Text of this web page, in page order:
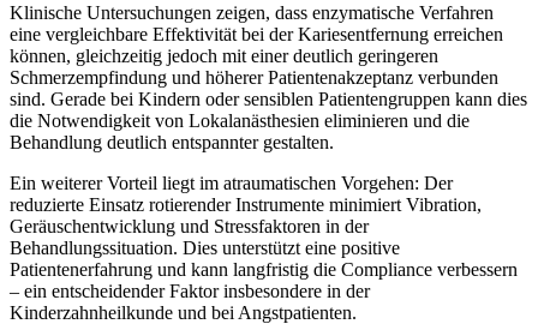
Klinische Untersuchungen zeigen, dass enzymatische Verfahren
eine vergleichbare Effektivität bei der Kariesentfernung erreichen
können, gleichzeitig jedoch mit einer deutlich geringeren
Schmerzempfindung und höherer Patientenakzeptanz verbunden
sind. Gerade bei Kindern oder sensiblen Patientengruppen kann dies
die Notwendigkeit von Lokalanästhesien eliminieren und die
Behandlung deutlich entspannter gestalten.
Ein weiterer Vorteil liegt im atraumatischen Vorgehen: Der
reduzierte Einsatz rotierender Instrumente minimiert Vibration,
Geräuschentwicklung und Stressfaktoren in der
Behandlungssituation. Dies unterstützt eine positive
Patientenerfahrung und kann langfristig die Compliance verbessern
– ein entscheidender Faktor insbesondere in der
Kinderzahnheilkunde und bei Angstpatienten.